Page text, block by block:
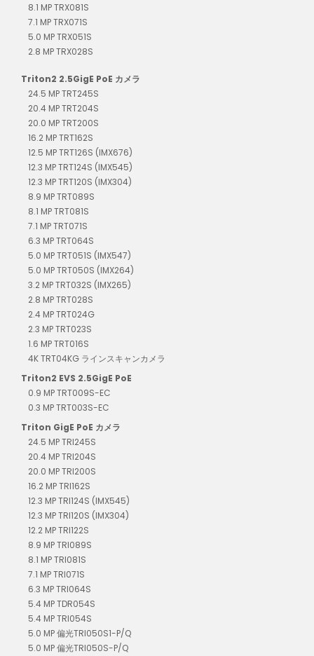
8.1 MP TRX081S
7.1 MP TRX071S
5.0 MP TRX051S
2.8 MP TRX028S
Triton2 2.5GigE PoE カメラ
24.5 MP TRT245S
20.4 MP TRT204S
20.0 MP TRT200S
16.2 MP TRT162S
12.5 MP TRT126S (IMX676)
12.3 MP TRT124S (IMX545)
12.3 MP TRT120S (IMX304)
8.9 MP TRT089S
8.1 MP TRT081S
7.1 MP TRT071S
6.3 MP TRT064S
5.0 MP TRT051S (IMX547)
5.0 MP TRT050S (IMX264)
3.2 MP TRT032S (IMX265)
2.8 MP TRT028S
2.4 MP TRT024G
2.3 MP TRT023S
1.6 MP TRT016S
4K TRT04KG ラインスキャンカメラ
Triton2 EVS 2.5GigE PoE
0.9 MP TRT009S-EC
0.3 MP TRT003S-EC
Triton GigE PoE カメラ
24.5 MP TRI245S
20.4 MP TRI204S
20.0 MP TRI200S
16.2 MP TRI162S
12.3 MP TRI124S (IMX545)
12.3 MP TRI120S (IMX304)
12.2 MP TRI122S
8.9 MP TRI089S
8.1 MP TRI081S
7.1 MP TRI071S
6.3 MP TRI064S
5.4 MP TDR054S
5.4 MP TRI054S
5.0 MP 偏光TRI050S1-P/Q
5.0 MP 偏光TRI050S-P/Q